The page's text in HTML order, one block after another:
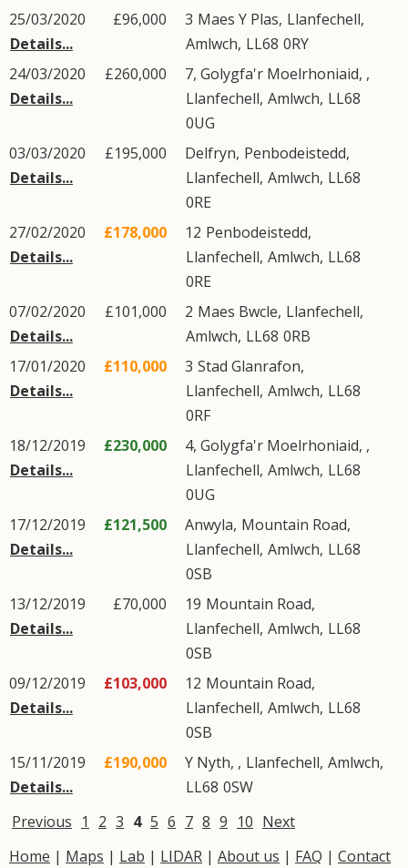
25/03/2020
Details...
£96,000 3 Maes Y Plas, Llanfechell,
Amlwch, LL68 0RY
24/03/2020
Details...
£260,000
7, Golygfa'r Moelrhoniaid, ,
Llanfechell, Amlwch, LL68
0UG
03/03/2020
Details...
£195,000 Delfryn, Penbodeistedd,
Llanfechell, Amlwch, LL68
0RE
27/02/2020
Details...
£178,000 12 Penbodeistedd,
Llanfechell, Amlwch, LL68
0RE
07/02/2020
Details...
£101,000 2 Maes Bwcle, Llanfechell,
Amlwch, LL68 0RB
17/01/2020
Details...
£110,000 3 Stad Glanrafon,
Llanfechell, Amlwch, LL68
0RF
18/12/2019
Details...
£230,000
4, Golygfa'r Moelrhoniaid, ,
Llanfechell, Amlwch, LL68
0UG
17/12/2019
Details...
£121,500 Anwyla, Mountain Road,
Llanfechell, Amlwch, LL68
0SB
13/12/2019
Details...
£70,000 19 Mountain Road,
Llanfechell, Amlwch, LL68
0SB
09/12/2019
Details...
£103,000 12 Mountain Road,
Llanfechell, Amlwch, LL68
0SB
15/11/2019
Details...
£190,000 Y Nyth, , Llanfechell, Amlwch,
LL68 0SW
Previous 1 2 3 4 5 6 7 8 9 10 Next
Home | Maps | Lab | LIDAR | About us | FAQ | Contact